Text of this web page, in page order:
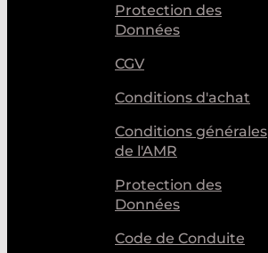
Protection des
Données
CGV
Conditions d'achat
Conditions générales
de l'AMR
Protection des
Données
Code de Conduite